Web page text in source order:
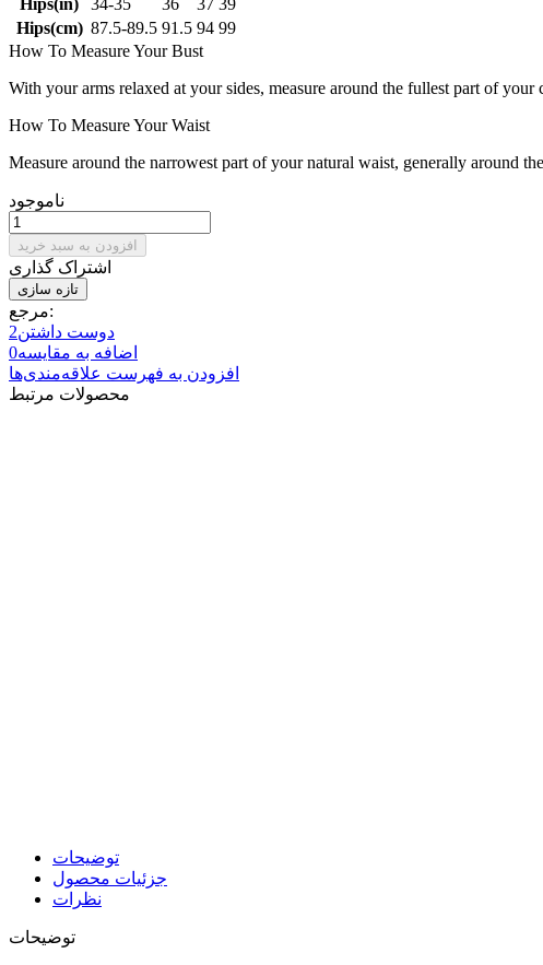
Hips(cm) 87.5-89.5 91.5 94 99
How To Measure Your Bust
With your arms relaxed at your sides, measure around the fullest part of your
How To Measure Your Waist
Measure around the narrowest part of your natural waist, generally around
ناموجود
افزودن به سبد خرید
اشتراک گذاری
مرجع:
دوست داشتن2
اضافه به مقایسه0
افزودن به فهرست علاقه‌مندی‌ها
محصولات مرتبط
توضیحات
جزئیات محصول
نظرات
توضیحات